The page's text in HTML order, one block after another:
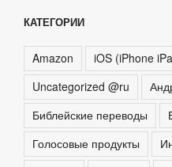
КАТЕГОРИИ
Amazon iOS (iPhone
Uncategorized @ru
Библейские переводы
Голосовые продукты